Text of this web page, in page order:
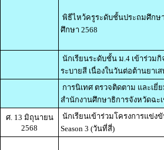
พิธีไหว้ครูระดับชั้นประถมศึกษ
ศึกษา 2568
นักเรียนระดับชั้น ม.4 เข้าร่วม
ระบายสี เนื่องในวันต่อต้านยาเ
การนิเทศ ตรวจติดตาม และเยี่
สำนักงานศึกษาธิการจังหวัดฉะเ
ศ. 13 มิถุนายน
2568
นักเรียนเข้าร่วมโครงการแข่งขั
Season 3 (วันที่สี่)